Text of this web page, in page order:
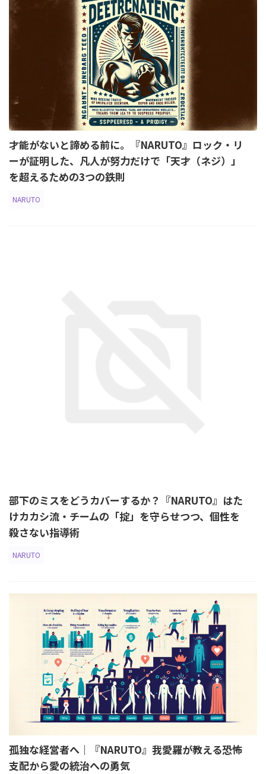
才能がないと諦める前に。『NARUTO』ロック・リ
ーが証明した、凡人が努力だけで「天才（ネジ）」
を超えるための3つの鉄則
NARUTO
部下のミスをどうカバーするか？『NARUTO』はた
けカカシ流・チームの「掟」を守らせつつ、個性を
殺さない指導術
NARUTO
孤独な経営者へ｜『NARUTO』我愛羅が教える恐怖
支配から愛の統治への勇気